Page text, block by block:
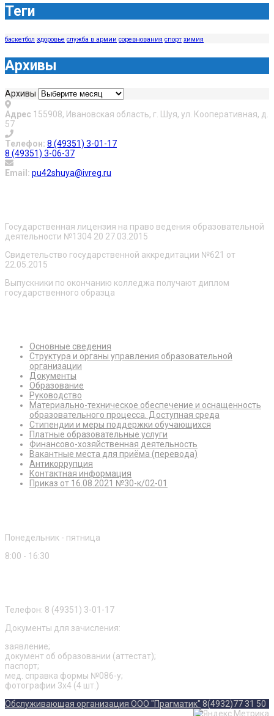
Теги
баскетбол здоровье служба в армии соревнования спорт химия
Архивы
Архивы
Адрес 155908, Ивановская область, г. Шуя, ул. Кооперативная, д.
57
Телефон: 8 (49351) 3-01-17
8 (49351) 3-06-37
Email: pu42shuya@ivreg.ru
Государственная лицензия на право ведения образовательной
деятельности №1304 20 27.03.2015
Свидетельство государственной аккредитации №621 от
22.05.2015
Выпускники по окончанию колледжа получают диплом
государственного образца
Основные сведения
Структура и органы управления образовательной
организации
Документы
Образование
Руководство
Материально-техническое обеспечение и оснащенность
образовательного процесса. Доступная среда
Стипендии и меры поддержки обучающихся
Платные образовательные услуги
Финансово-хозяйственная деятельность
Вакантные места для приёма (перевода)
Антикоррупция
Контактная информация
Приказ от 16.08.2021 №30-к/02-01
Понедельник - пятница
8:00 - 16:30
Телефон: 8 (49351) 3-01-17
Документы для зачисления:
заявление;
документ об образовании (аттестат);
паспорт;
мед. справка формы №086-у;
фотографии 3х4 (4 шт.)
Обслуживающая организация ООО "Прагматик" 8(4932)77 31 50